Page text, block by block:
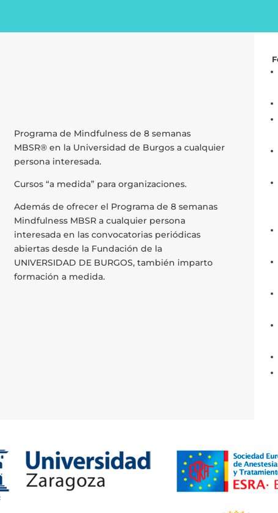
Programa de Mindfulness de 8 semanas
MBSR® en la Universidad de Burgos a cualquier
persona interesada.
Cursos “a medida” para organizaciones.
Además de ofrecer el Programa de 8 semanas
Mindfulness MBSR a cualquier persona
interesada en las convocatorias periódicas
abiertas desde la Fundación de la
UNIVERSIDAD DE BURGOS, también imparto
formación a medida.